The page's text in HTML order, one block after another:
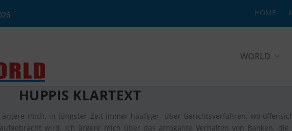
HOME
WORLD
HUPPIS KLARTEXT
ärgere mich, in jüngster Zeit immer häufiger, über Gerichtsverfahren, wo
wird. Ich ärgere mich über das arrogante Verhalten von Banken, die